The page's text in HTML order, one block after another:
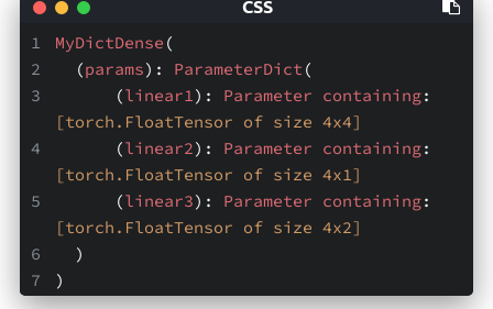
MyDictDense (
  (
params): ParameterDict (
      (
linear1): Parameter containing
[torch.FloatTensor of size 4x4]
      (
linear2): Parameter containing
[torch.FloatTensor of size 4x1]
      (
linear3): Parameter containing
[torch.FloatTensor of size 4x2]
  )
)